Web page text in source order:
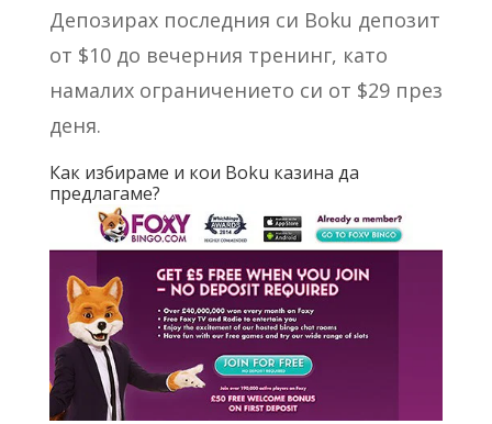
Депозирах последния си Boku депозит
от $10 до вечерния тренинг, като
намалих ограничението си от $29 през
деня.
Как избираме и кои Boku казина да
предлагаме?